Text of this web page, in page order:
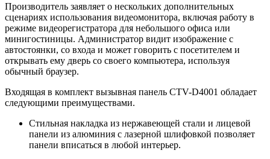
Производитель заявляет о нескольких дополнительных
сценариях использования видеомонитора, включая работу в
режиме видеорегистратора для небольшого офиса или
минигостиницы. Администратор видит изображение с
автостоянки, со входа и может говорить с посетителем и
открывать ему дверь со своего компьютера, используя
обычный браузер.
Входящая в комплект вызывная панель CTV-D4001 обладает
следующими преимуществами.
Стильная накладка из нержавеющей стали и лицевой
панели из алюминия с лазерной шлифовкой позволяет
панели вписаться в любой интерьер.